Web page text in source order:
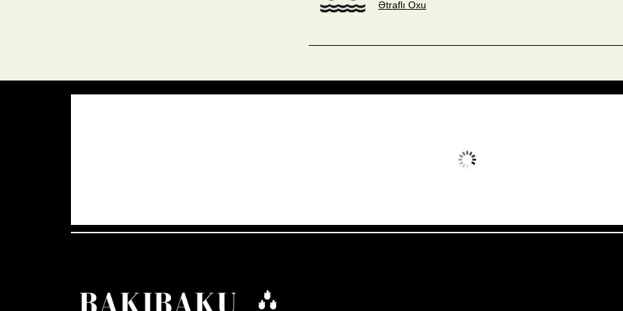
Ətraflı Oxu